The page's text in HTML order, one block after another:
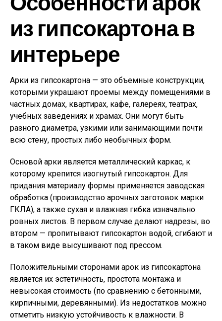
из гипсокартона в
интерьере
Арки из гипсокартона — это объемные конструкции,
которыми украшают проемы между помещениями в
частных домах, квартирах, кафе, галереях, театрах,
учебных заведениях и храмах. Они могут быть
разного диаметра, узкими или занимающими почти
всю стену, простых либо необычных форм.
Основой арки является металлический каркас, к
которому крепится изогнутый гипсокартон. Для
придания материалу формы применяется заводская
обработка (производство арочных заготовок марки
ГКЛА), а также сухая и влажная гибка изначально
ровных листов. В первом случае делают надрезы, во
втором — пропитывают гипсокартон водой, сгибают и
в таком виде высушивают под прессом.
Положительными сторонами арок из гипсокартона
является их эстетичность, простота монтажа и
невысокая стоимость (по сравнению с бетонными,
кирпичными, деревянными). Из недостатков можно
отметить низкую устойчивость к влажности. В